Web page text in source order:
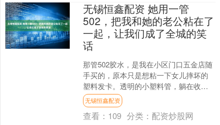
无锡恒鑫配资 她用一管
502，把我和她的老公粘在了
一起，让我们成了全城的笑
话
那管502胶水，是我在小区门口五金店随
手买的，原本只是想粘一下女儿摔坏的
塑料发卡。透明的小塑料管，躺在收银
台旁边的货架上，毫不起眼，标价两块
五。我付了钱，把它和....
无锡恒鑫配资
查看： 109 分类： 配资炒股网